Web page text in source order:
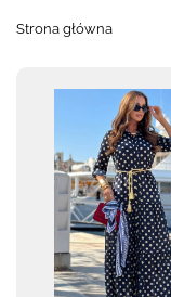
Strona główna